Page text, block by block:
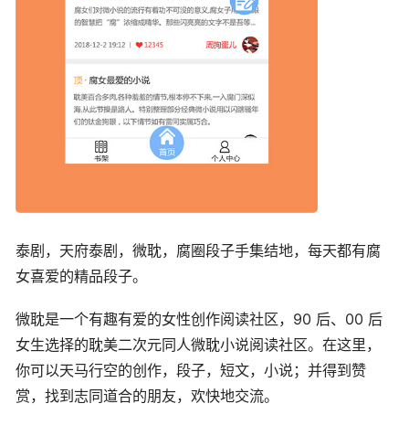
泰剧，天府泰剧，微耽，腐圈段子手集结地，每天都有腐
女喜爱的精品段子。
微耽是一个有趣有爱的女性创作阅读社区，90 后、00 后
女生选择的耽美二次元同人微耽小说阅读社区。在这里，
你可以天马行空的创作，段子，短文，小说；并得到赞
赏，找到志同道合的朋友，欢快地交流。